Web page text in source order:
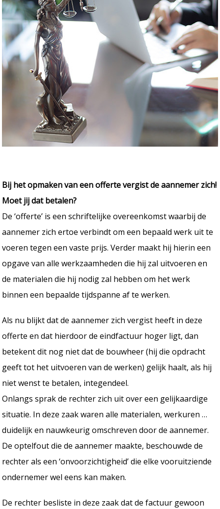
Bij het opmaken van een offerte vergist de aannemer zich!
Moet jij dat betalen?
De ‘offerte’ is een schriftelijke overeenkomst waarbij de
aannemer zich ertoe verbindt om een bepaald werk uit te
voeren tegen een vaste prijs. Verder maakt hij hierin een
opgave van alle werkzaamheden die hij zal uitvoeren en
de materialen die hij nodig zal hebben om het werk
binnen een bepaalde tijdspanne af te werken.
Als nu blijkt dat de aannemer zich vergist heeft in deze
offerte en dat hierdoor de eindfactuur hoger ligt, dan
betekent dit nog niet dat de bouwheer (hij die opdracht
geeft tot het uitvoeren van de werken) gelijk haalt, als hij
niet wenst te betalen, integendeel.
Onlangs sprak de rechter zich uit over een gelijkaardige
situatie. In deze zaak waren alle materialen, werkuren …
duidelijk en nauwkeurig omschreven door de aannemer.
De optelfout die de aannemer maakte, beschouwde de
rechter als een ‘onvoorzichtigheid’ die elke vooruitziende
ondernemer wel eens kan maken.
De rechter besliste in deze zaak dat de factuur gewoon